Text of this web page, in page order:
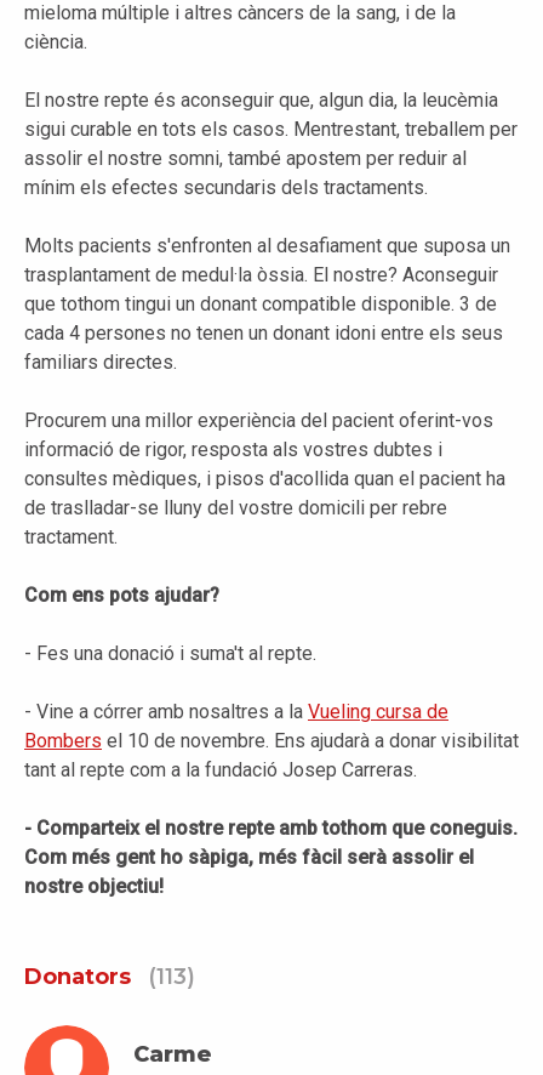
mieloma múltiple i altres càncers de la sang, i de la
ciència.
El nostre repte és aconseguir que, algun dia, la leucèmia
sigui curable en tots els casos. Mentrestant, treballem per
assolir el nostre somni, també apostem per reduir al
mínim els efectes secundaris dels tractaments.
Molts pacients s'enfronten al desafiament que suposa un
trasplantament de medul·la òssia. El nostre? Aconseguir
que tothom tingui un donant compatible disponible. 3 de
cada 4 persones no tenen un donant idoni entre els seus
familiars directes.
Procurem una millor experiència del pacient oferint-vos
informació de rigor, resposta als vostres dubtes i
consultes mèdiques, i pisos d'acollida quan el pacient ha
de traslladar-se lluny del vostre domicili per rebre
tractament.
Com ens pots ajudar?
- Fes una donació i suma't al repte.
- Vine a córrer amb nosaltres a la Vueling cursa de
Bombers el 10 de novembre. Ens ajudarà a donar visibilitat
tant al repte com a la fundació Josep Carreras.
- Comparteix el nostre repte amb tothom que coneguis.
Com més gent ho sàpiga, més fàcil serà assolir el
nostre objectiu!
Donators (113)
Carme